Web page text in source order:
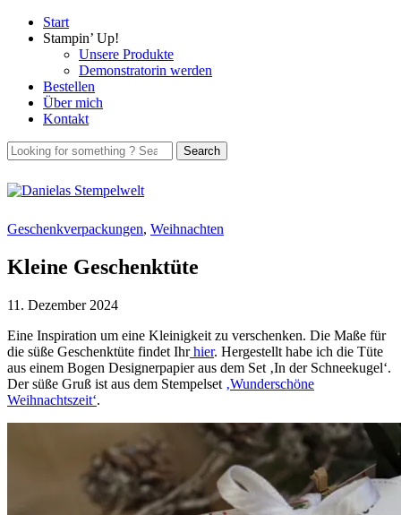
Start
Stampin’ Up!
Unsere Produkte
Demonstratorin werden
Bestellen
Über mich
Kontakt
Geschenkverpackungen, Weihnachten
Kleine Geschenktüte
11. Dezember 2024
Eine Inspiration um eine Kleinigkeit zu verschenken. Die Maße für
die süße Geschenktüte findet Ihrhier. Hergestellt habe ich die Tüte
aus einem Bogen Designerpapier aus dem Set ‚In der Schneekugel‘.
Der süße Gruß ist aus dem Stempelset ‚Wunderschöne
Weihnachtszeit‘.